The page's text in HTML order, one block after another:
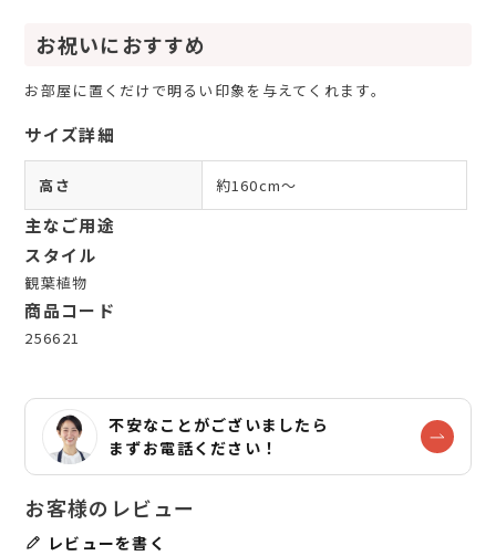
お祝いにおすすめ
お部屋に置くだけで明るい印象を与えてくれます。
サイズ詳細
高さ 約160cm～
主なご用途
スタイル
観葉植物
商品コード
256621
不安なことがございましたら
まずお電話ください！
レビューを書く